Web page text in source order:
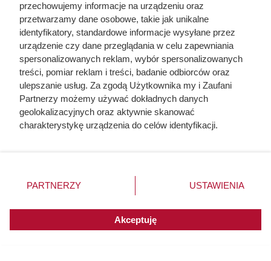
przechowujemy informacje na urządzeniu oraz
przetwarzamy dane osobowe, takie jak unikalne
identyfikatory, standardowe informacje wysyłane przez
urządzenie czy dane przeglądania w celu zapewniania
spersonalizowanych reklam, wybór spersonalizowanych
treści, pomiar reklam i treści, badanie odbiorców oraz
ulepszanie usług. Za zgodą Użytkownika my i Zaufani
Partnerzy możemy używać dokładnych danych
geolokalizacyjnych oraz aktywnie skanować
charakterystykę urządzenia do celów identyfikacji.
zmienić/wycofać klikając przycisk ustawień prywatności
znajdujący się w lewym dolnym rogu strony. Niektóre
użytkownika, ale masz prawo sprzeciwić się takiemu
przetwarzaniu. Preferencje będą miały zastosowania do
PARTNERZY USTAWIENIA
Akceptuję